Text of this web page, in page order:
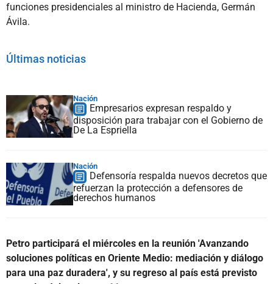
funciones presidenciales al ministro de Hacienda, Germán
Ávila.
Últimas noticias
Nación
Empresarios expresan respaldo y
disposición para trabajar con el Gobierno de
De La Espriella
Nación
Defensoría respalda nuevos decretos que
refuerzan la protección a defensores de
derechos humanos
Petro participará el miércoles en la reunión 'Avanzando
soluciones políticas en Oriente Medio: mediación y diálogo
para una paz duradera', y su regreso al país está previsto